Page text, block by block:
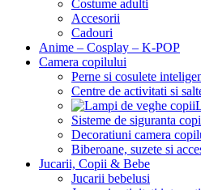
Costume adulti
Accesorii
Cadouri
Anime – Cosplay – K‑POP
Camera copilului
Perne si cosulete
Centre de activitati si
Sisteme de siguranta
Decoratiuni camera
Biberoane, suzete si
Jucarii, Copii & Bebe
Jucarii bebelusi